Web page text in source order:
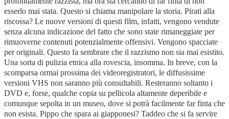
esserlo mai stata. Questo si chiama manipolare la storia. Pirati alla
riscossa? Le nuove versioni di questi film, infatti, vengono vendute
senza alcuna indicazione del fatto che sono state rimaneggiate per
rimuoverne contenuti potenzialmente offensivi. Vengono spacciate
per originali. Questo fa sembrare che il razzismo non sia mai esistito.
Una sorta di pulizia etnica alla rovescia, insomma. In breve, con la
scomparsa ormai prossima dei videoregistratori, le diffusissime
versioni VHS non saranno più consultabili. Resteranno soltanto i
DVD e, forse, qualche copia su pellicola altamente deperibile e
comunque sepolta in un museo, dove si potrà facilmente far finta che
non esista. Pippo che spara ai giapponesi? Taddeo che si fa servire